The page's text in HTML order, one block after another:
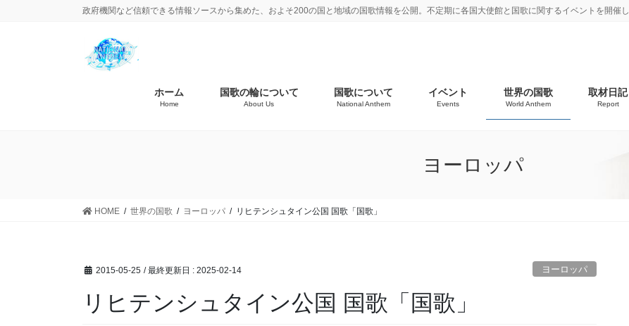
政府機関など信頼できる情報ソースから集めた、およそ200の国と地域の国歌情報を公開。不定期に各国大使館と国歌に関するイベントを開催し
ホーム
Home
国歌の輪について
About Us
国歌について
National Anthem
イベント
Events
世界の国歌
World Anthem
取材日記
Report
ヨーロッパ
HOME 世界の国歌 ヨーロッパ リヒテンシュタイン公国 国歌「国歌」
2015-05-25 / 最終更新日 : 2025-02-14 ヨーロッパ
リヒテンシュタイン公国 国歌「国歌」